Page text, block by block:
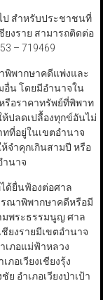
ป สำหรับประชาชนที่
ยงราย สามารถติดต่อ
– 719469
พากษาคดีแพ่งและ
อื่น โดยมีอำนาจใน
อราคาทรัพย์ที่พิพาท
ปลดเปลื้องทุกข์อันไม่
ที่อยู่ในเขตอำนาจ
จำคุกเกินสามปี หรือ
ำนาจ
ด้ยื่นฟ้องต่อศาล
รณาพิพากษาคดีหรือมี
มพระธรรมนูญ ศาล
ยงรายมีเขตอำนาจ
เภอแม่ฟ้าหลวง
ภอเวียงเชียงรุ้ง
ย อำเภอเวียงป่าเป้า